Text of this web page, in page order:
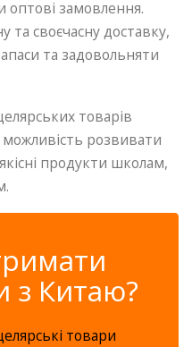
замовлення.
та своєчасну доставку,
та задовольняти
товарів
розвивати
продукти школам,
з Китаю?
товари